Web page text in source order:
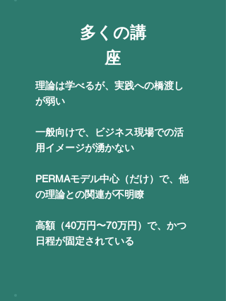
​多くの講
座
理論は学べるが、実践への橋渡し
が弱い
一般向けで、ビジネス現場での活
用イメージが湧かない
PERMAモデル中心（だけ）で、他
の理論との関連が不明瞭
​高額（40万円〜70万円）で、かつ
日程が固定されている